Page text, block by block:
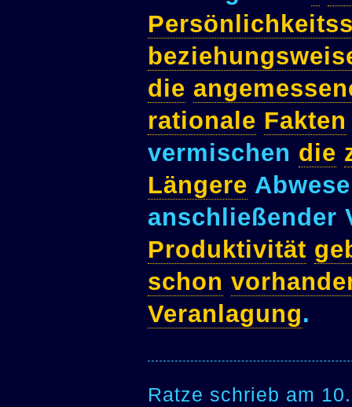
die
rationale Fakten
vermischen die
Längere
anschließender
Produktivität
schon
Veranlagung.
Ratze schrieb am